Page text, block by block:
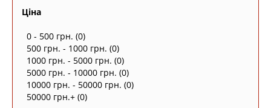
Ціна
0 - 500 грн. (0)
500 грн. - 1000 грн. (0)
1000 грн. - 5000 грн. (0)
5000 грн. - 10000 грн. (0)
10000 грн. - 50000 грн. (0)
50000 грн.+ (0)